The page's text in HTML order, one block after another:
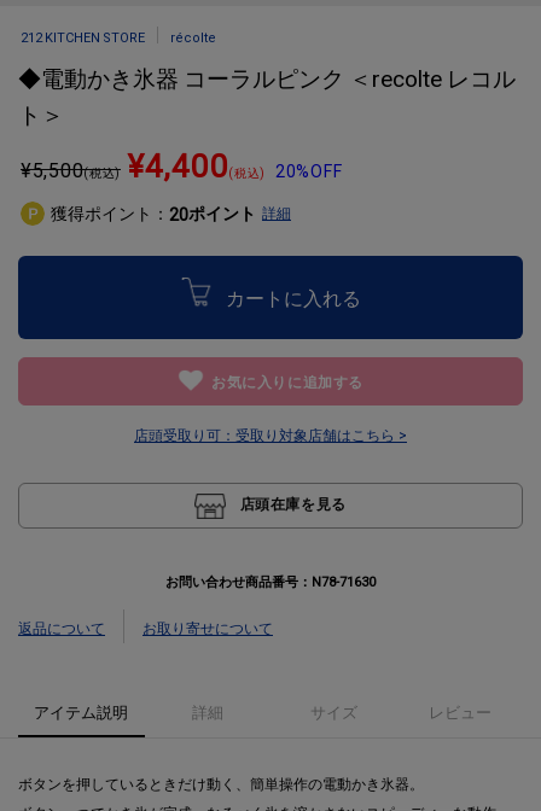
212 KITCHEN STORE récolte
◆電動かき氷器 コーラルピンク ＜recolte レコル
ト＞
¥5,500(税込) ¥4,400(税込)
20%OFF
獲得ポイント： 20ポイント 詳細
カートに入れる
お気に入りに追加する
店頭受取り可： 受取り対象店舗はこちら >
店頭在庫を見る
お問い合わせ商品番号： N78-71630
返品について お取り寄せについて
アイテム説明 詳細 サイズ レビュー
ボタンを押しているときだけ動く、簡単操作の電動かき氷器。